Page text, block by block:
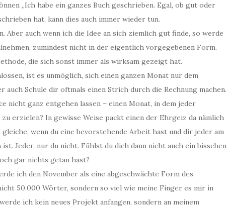
„Ich habe ein ganzes Buch geschrieben. Egal, ob gut oder
hat, kann dies auch immer wieder tun.
Aber auch wenn ich die Idee an sich ziemlich gut finde, so werde
zumindest nicht in der eigentlich vorgegebenen Form.
die sich sonst immer als wirksam gezeigt hat.
ist es unmöglich, sich einen ganzen Monat nur dem
auch Schule dir oftmals einen Strich durch die Rechnung machen.
nicht ganz entgehen lassen – einen Monat, in dem jeder
erzielen? In gewisse Weise packt einen der Ehrgeiz da nämlich
gleiche, wenn du eine bevorstehende Arbeit hast und dir jeder am
Jeder, nur du nicht. Fühlst du dich dann nicht auch ein bisschen
gar nichts getan hast?
ich den November als eine abgeschwächte Form des
50.000 Wörter, sondern so viel wie meine Finger es mir in
ich kein neues Projekt anfangen, sondern an meinem